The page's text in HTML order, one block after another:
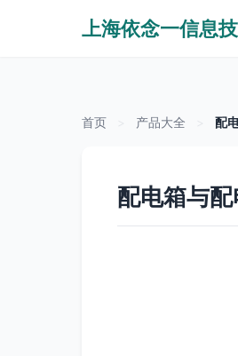
上海依念一信息
首页 产品大全 配
配电箱与